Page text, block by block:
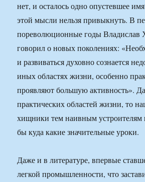
нет, и осталось одно опустевшее
этой мысли нельзя привыкнуть. В
пореволюционные годы Владислав
говорил о новых поколениях:
и развиваться духовно сознается
иных областях жизни, особенно
проявляют большую активность».
практических областей жизни, то
хищники тем наивным устроителям
бы куда какие значительные уроки.
Даже и в литературе, впервые
легкой промышленности, что